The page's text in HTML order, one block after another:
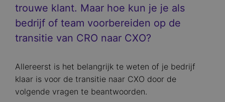
trouwe klant. Maar hoe kun je je als
bedrijf of team voorbereiden op de
transitie van CRO naar CXO?
Allereerst is het belangrijk te weten of je bedrijf
klaar is voor de transitie naar CXO door de
volgende vragen te beantwoorden.